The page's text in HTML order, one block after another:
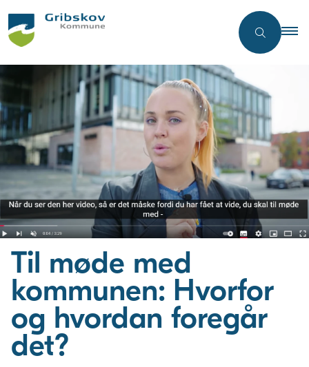
Til møde med
kommunen: Hvorfor
og hvordan foregår
det?